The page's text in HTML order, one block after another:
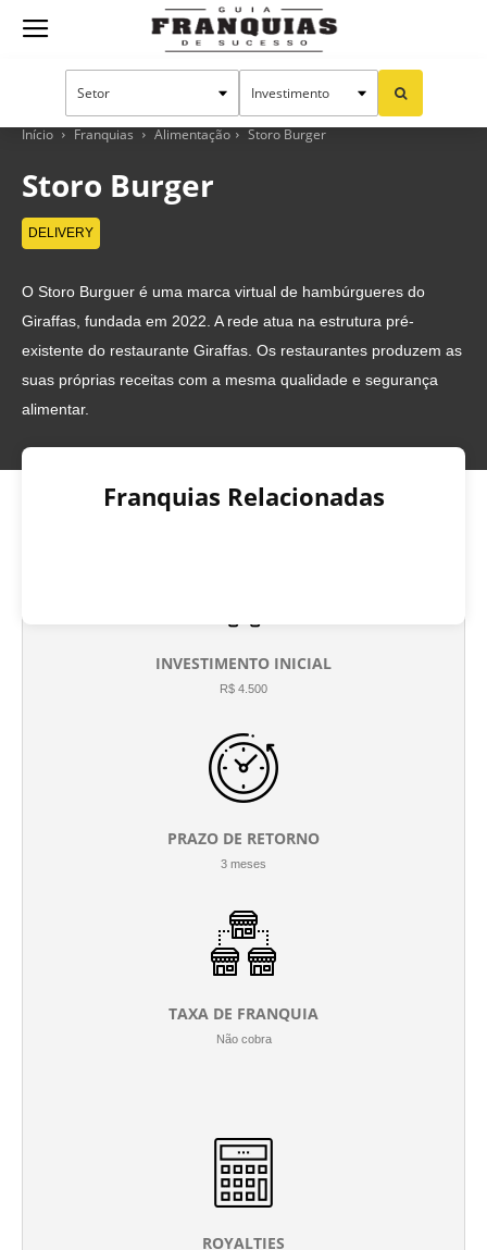
Guia
Franquias
Sucesso
Início Franquias Alimentação Storo Burger
Storo Burger
DELIVERY
O Storo Burguer é uma marca virtual de hambúrgueres do
Giraffas, fundada em 2022. A rede atua na estrutura pré-
existente do restaurante Giraffas. Os restaurantes produzem as
suas próprias receitas com a mesma qualidade e segurança
alimentar.
Franquias Relacionadas
INVESTIMENTO INICIAL
R$ 4.500
PRAZO DE RETORNO
3 meses
TAXA DE FRANQUIA
Não cobra
ROYALTIES